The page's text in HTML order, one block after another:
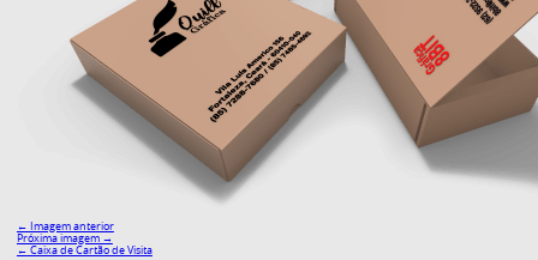
← Imagem anterior
Próxima imagem →
← Caixa de Cartão de Visita